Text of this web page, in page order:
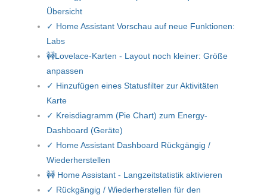
Übersicht
✓ Home Assistant Vorschau auf neue Funktionen:
Labs
🚧Lovelace-Karten - Layout noch kleiner: Größe
anpassen
✓ Hinzufügen eines Statusfilter zur Aktivitäten
Karte
✓ Kreisdiagramm (Pie Chart) zum Energy-
Dashboard (Geräte)
✓ Home Assistant Dashboard Rückgängig /
Wiederherstellen
🚧 Home Assistant - Langzeitstatistik aktivieren
✓ Rückgängig / Wiederherstellen für den